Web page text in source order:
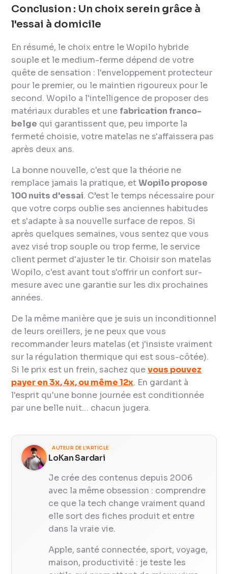
Conclusion : Un choix serein grâce à
l'essai à domicile
En résumé, le choix entre le Wopilo hybride
souple et le medium-ferme dépend de votre
quête de sensation : l'enveloppement protecteur
pour le premier, ou le maintien rigoureux pour le
second. Wopilo a l'intelligence de proposer des
matériaux durables et une fabrication franco-
belge qui garantissent que, peu importe la
fermeté choisie, votre matelas ne s'affaissera pas
après deux ans.
La bonne nouvelle, c'est que la théorie ne
remplace jamais la pratique, etWopilo propose
100 nuits d'essai. C’est le temps nécessaire pour
que votre corps oublie ses anciennes habitudes
et s'adapte à sa nouvelle surface de repos. Si
après quelques semaines, vous sentez que vous
avez visé trop souple ou trop ferme, le service
client permet d'ajuster le tir. Choisir son matelas
Wopilo, c'est avant tout s'offrir un confort sur-
mesure avec une garantie sur les dix prochaines
années.
De la même manière que je suis un inconditionnel
de leurs oreillers, je ne peux que vous
recommander leurs matelas (et j'insiste vraiment
sur la régulation thermique qui est sous-côtée).
Si le prix est un frein, sachez quevous pouvez
payer en 3x, 4x, ou même 12x. En gardant à
l'esprit qu'une bonne journée est conditionnée
par une belle nuit… chacun jugera.
AUTEUR DE L'ARTICLE
LoKan Sardari
Je crée des contenus depuis 2006
avec la même obsession : comprendre
ce que la tech change vraiment quand
elle sort des fiches produit et entre
dans la vraie vie.
Apple, santé connectée, sport, voyage,
maison, productivité : je teste les